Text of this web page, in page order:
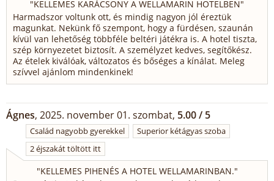
"KELLEMES KARÁCSONY A WELLAMARIN HOTELBEN"
Harmadszor voltunk ott, és mindig nagyon jól éreztük
magunkat. Nekünk fő szempont, hogy a fürdésen, szaunán
kívül van lehetőség többféle beltéri játékra is. A hotel tiszta,
szép környezetet biztosít. A személyzet kedves, segítőkész.
Az ételek kiválóak, változatos és bőséges a kínálat. Meleg
szívvel ajánlom mindenkinek!
Ágnes, 2025. november 01. szombat, 5.00 / 5
Család nagyobb gyerekkel
Superior kétágyas szoba
2 éjszakát töltött itt
"KELLEMES PIHENÉS A HOTEL WELLAMARINBAN."